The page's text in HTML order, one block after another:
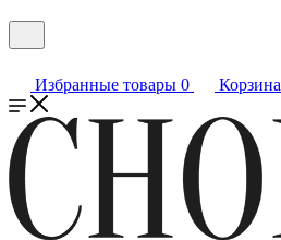
Избранные товары 0 Корзина